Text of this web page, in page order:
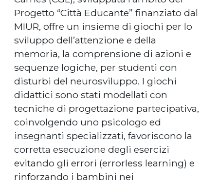
Progetto “Città Educante” finanziato dal
MIUR, offre un insieme di giochi per lo
sviluppo dell’attenzione e della
memoria, la comprensione di azioni e
sequenze logiche, per studenti con
disturbi del neurosviluppo. I giochi
didattici sono stati modellati con
tecniche di progettazione partecipativa,
coinvolgendo uno psicologo ed
insegnanti specializzati, favoriscono la
corretta esecuzione degli esercizi
evitando gli errori (errorless learning) e
rinforzando i bambini nei